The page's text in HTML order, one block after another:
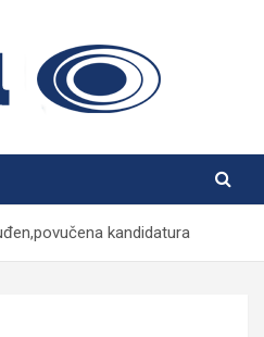
kandidatura